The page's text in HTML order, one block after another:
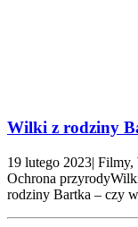
Wilki z rodziny
19 lutego 2023|
Ochrona
rodziny Bartka – czy